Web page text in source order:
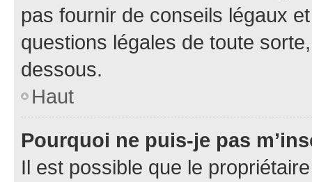
pas fournir de conseils légaux
questions légales de toute
dessous.
Haut
Pourquoi ne puis-je pas
Il est possible que le